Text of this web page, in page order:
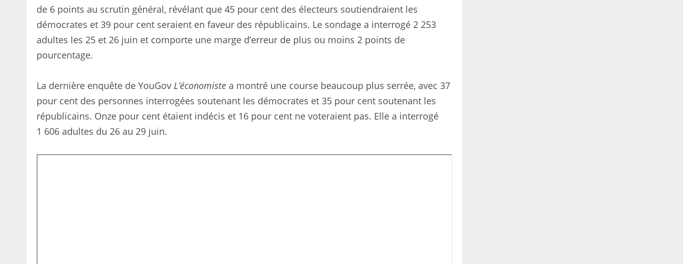
de 6 points au scrutin général, révélant que 45 pour cent des électeurs soutiendraient les
démocrates et 39 pour cent seraient en faveur des républicains. Le sondage a interrogé 2 253
adultes les 25 et 26 juin et comporte une marge d’erreur de plus ou moins 2 points de
pourcentage.
La dernière enquête de YouGov L’économiste a montré une course beaucoup plus serrée, avec 37
pour cent des personnes interrogées soutenant les démocrates et 35 pour cent soutenant les
républicains. Onze pour cent étaient indécis et 16 pour cent ne voteraient pas. Elle a interrogé
1 606 adultes du 26 au 29 juin.